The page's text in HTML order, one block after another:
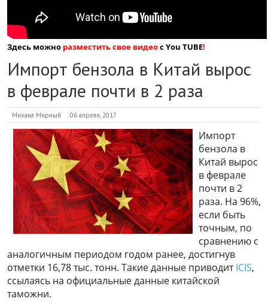
Здесь можно разместить свое видеос You TUBE!
Импорт бензола в Китай вырос
в феврале почти в 2 раза
Михаил Мирный 06 апреля, 2017
Импорт
бензола в
Китай вырос
в феврале
почти в 2
раза. На 96%,
если быть
точным, по
сравнению с
аналогичным периодом годом ранее, достигнув
отметки 16,78 тыс. тонн. Такие данные приводитICIS,
ссылаясь на официальные данные китайской
таможни.